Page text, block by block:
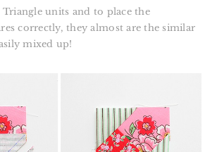
units and to place the
correctly, they almost are the similar
mixed up!